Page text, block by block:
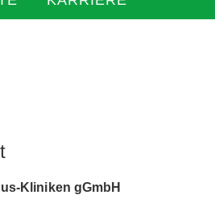
Kliniken gGmbH